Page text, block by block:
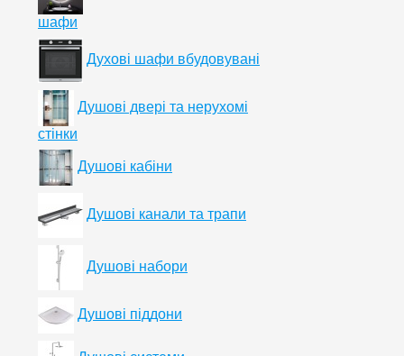
шафи
Духові шафи вбудовувані
Душові двері та нерухомі
стінки
Душові кабіни
Душові канали та трапи
Душові набори
Душові піддони